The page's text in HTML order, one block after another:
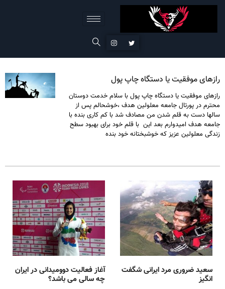
رازهای موفقیت یا دستگاه چاپ پول
رازهای موفقیت یا دستگاه چاپ پول با سلام خدمت دوستان
محترم در پورتال جامعه معلولین هدف ،خوشحالم پس از
سالها دست به قلم شدن من مصادف شد با کم کاری بنده با
جامعه هدف امیدوارم بعد این با قلم خود برای بهبود سطح
زندگی معلولین عزیز که خوشبختانه خود بنده
آغاز فعالیت دوومیدانی در ایران
چه سالی می باشد؟
سعید ضروری مرد ایرانی شگفت
انگیز